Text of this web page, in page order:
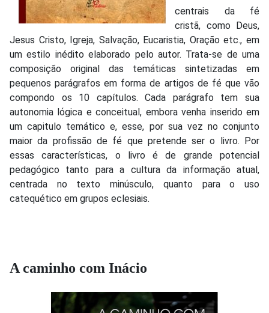
centrais da fé
cristã, como Deus,
Jesus Cristo, Igreja, Salvação, Eucaristia, Oração etc., em
um estilo inédito elaborado pelo autor. Trata-se de uma
composição original das temáticas sintetizadas em
pequenos parágrafos em forma de artigos de fé que vão
compondo os 10 capítulos. Cada parágrafo tem sua
autonomia lógica e conceitual, embora venha inserido em
um capitulo temático e, esse, por sua vez no conjunto
maior da profissão de fé que pretende ser o livro. Por
essas características, o livro é de grande potencial
pedagógico tanto para a cultura da informação atual,
centrada no texto minúsculo, quanto para o uso
catequético em grupos eclesiais.
A caminho com Inácio